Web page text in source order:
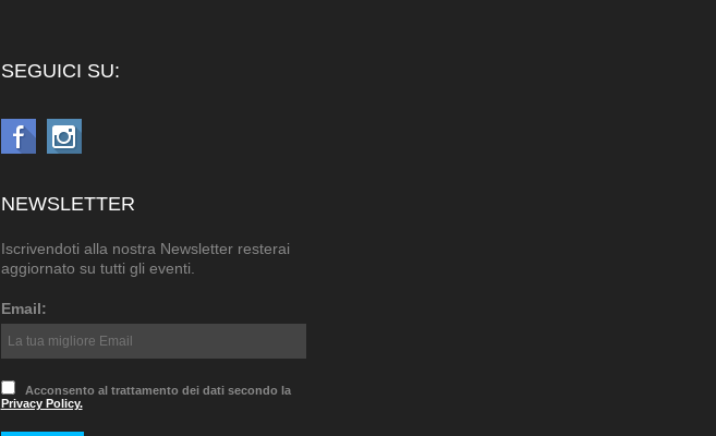
SEGUICI SU:
NEWSLETTER
Iscrivendoti alla nostra Newsletter resterai
aggiornato su tutti gli eventi.
Email:
Acconsento al trattamento dei dati secondo la
Privacy Policy.